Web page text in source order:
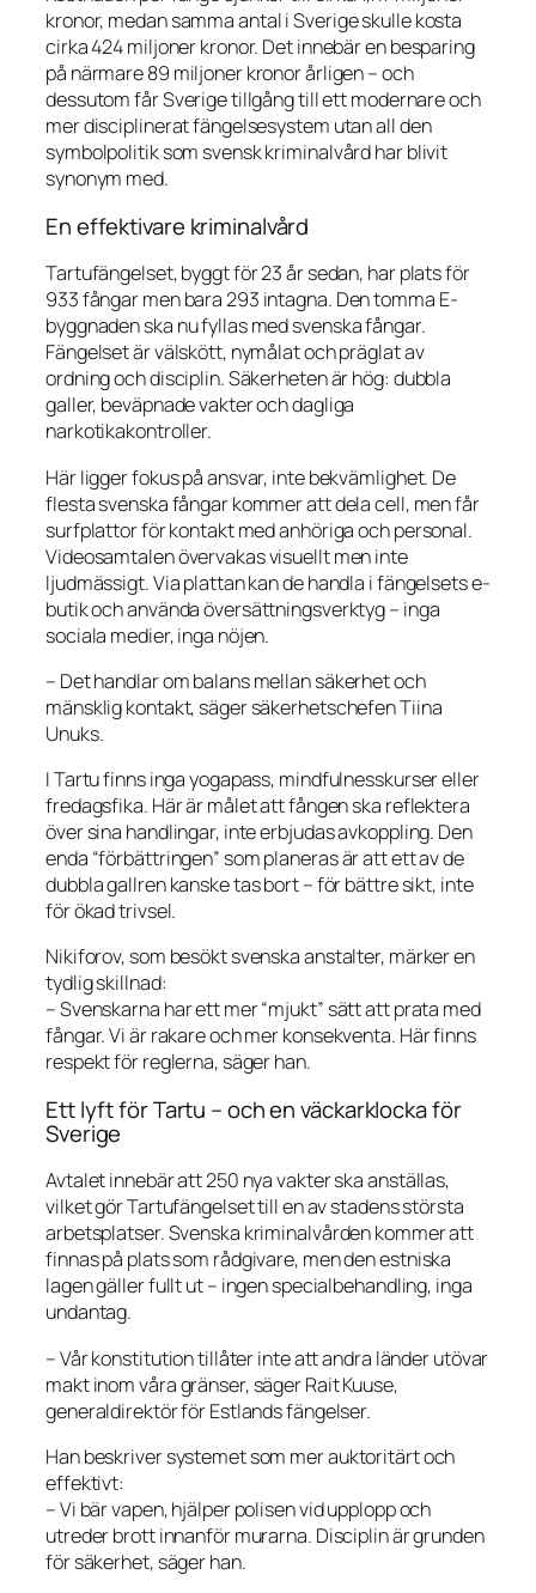
kronor, medan samma antal i Sverige skulle kosta
cirka 424 miljoner kronor. Det innebär en besparing
på närmare 89 miljoner kronor årligen – och
dessutom får Sverige tillgång till ett modernare och
mer disciplinerat fängelsesystem utan all den
symbolpolitik som svensk kriminalvård har blivit
synonym med.
En effektivare kriminalvård
Tartufängelset, byggt för 23 år sedan, har plats för
933 fångar men bara 293 intagna. Den tomma E-
byggnaden ska nu fyllas med svenska fångar.
Fängelset är välskött, nymålat och präglat av
ordning och disciplin. Säkerheten är hög: dubbla
galler, beväpnade vakter och dagliga
narkotikakontroller.
Här ligger fokus på ansvar, inte bekvämlighet. De
flesta svenska fångar kommer att dela cell, men får
surfplattor för kontakt med anhöriga och personal.
Videosamtalen övervakas visuellt men inte
ljudmässigt. Via plattan kan de handla i fängelsets e-
butik och använda översättningsverktyg – inga
sociala medier, inga nöjen.
– Det handlar om balans mellan säkerhet och
mänsklig kontakt, säger säkerhetschefen Tiina
Unuks.
I Tartu finns inga yogapass, mindfulnesskurser eller
fredagsfika. Här är målet att fången ska reflektera
över sina handlingar, inte erbjudas avkoppling. Den
enda “förbättringen” som planeras är att ett av de
dubbla gallren kanske tas bort – för bättre sikt, inte
för ökad trivsel.
Nikiforov, som besökt svenska anstalter, märker en
tydlig skillnad:
– Svenskarna har ett mer “mjukt” sätt att prata med
fångar. Vi är rakare och mer konsekventa. Här finns
respekt för reglerna, säger han.
Ett lyft för Tartu – och en väckarklocka för
Sverige
Avtalet innebär att 250 nya vakter ska anställas,
vilket gör Tartufängelset till en av stadens största
arbetsplatser. Svenska kriminalvården kommer att
finnas på plats som rådgivare, men den estniska
lagen gäller fullt ut – ingen specialbehandling, inga
undantag.
– Vår konstitution tillåter inte att andra länder utövar
makt inom våra gränser, säger Rait Kuuse,
generaldirektör för Estlands fängelser.
Han beskriver systemet som mer auktoritärt och
effektivt:
– Vi bär vapen, hjälper polisen vid upplopp och
utreder brott innanför murarna. Disciplin är grunden
för säkerhet, säger han.